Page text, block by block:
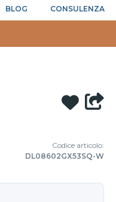
BLOG CONSULENZA
Codice articolo:
DL08602GX53SQ-W